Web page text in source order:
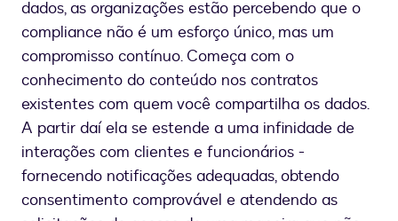
dados, as organizações estão percebendo que o
compliance não é um esforço único, mas um
compromisso contínuo. Começa com o
conhecimento do conteúdo nos contratos
existentes com quem você compartilha os dados.
A partir daí ela se estende a uma infinidade de
interações com clientes e funcionários -
fornecendo notificações adequadas, obtendo
consentimento comprovável e atendendo as